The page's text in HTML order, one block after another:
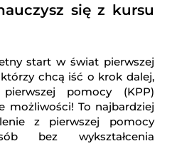
się z kursu
start w świat pierwszej
chcą iść o krok dalej,
pomocy (KPP)
możliwości! To najbardziej
z pierwszej pomocy
bez wykształcenia